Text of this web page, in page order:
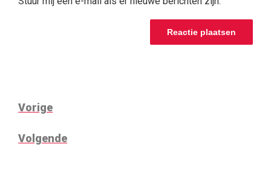
BERICHT
NAVIGATIE
Vorig
Vorige
Volgend
Volgende